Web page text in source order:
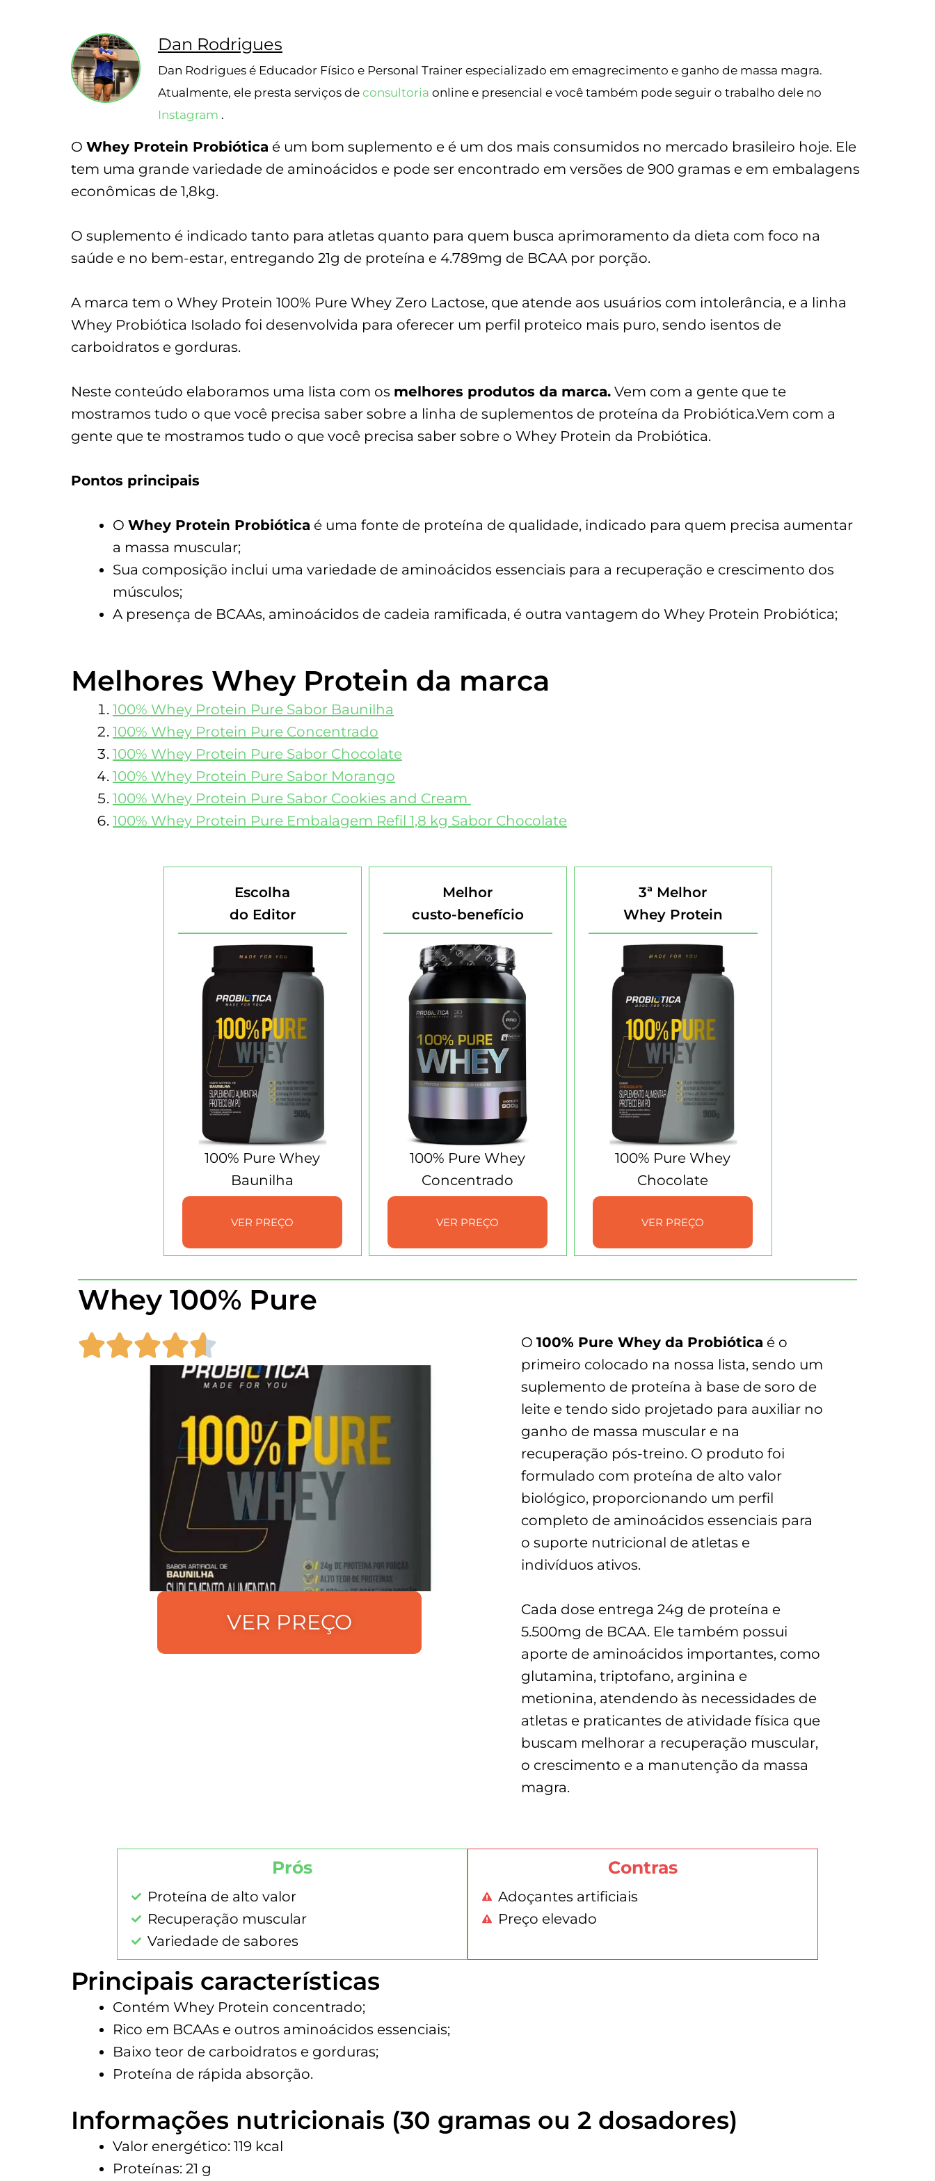
Dan Rodrigues
Dan Rodrigues é Educador Físico e Personal Trainer especializado em emagrecimento e ganho de massa magra.
Atualmente, ele presta serviços de consultoria online e presencial e você também pode seguir o trabalho dele no
Instagram .
O Whey Protein Probiótica é um bom suplemento e é um dos mais consumidos no mercado brasileiro hoje. Ele
tem uma grande variedade de aminoácidos e pode ser encontrado em versões de 900 gramas e em embalagens
econômicas de 1,8kg.
O suplemento é indicado tanto para atletas quanto para quem busca aprimoramento da dieta com foco na
saúde e no bem-estar, entregando 21g de proteína e 4.789mg de BCAA por porção.
A marca tem o Whey Protein 100% Pure Whey Zero Lactose, que atende aos usuários com intolerância, e a linha
Whey Probiótica Isolado foi desenvolvida para oferecer um perfil proteico mais puro, sendo isentos de
carboidratos e gorduras.
Neste conteúdo elaboramos uma lista com os melhores produtos da marca. Vem com a gente que te
mostramos tudo o que você precisa saber sobre a linha de suplementos de proteína da Probiótica.Vem com a
gente que te mostramos tudo o que você precisa saber sobre o Whey Protein da Probiótica.
Pontos principais
O Whey Protein Probiótica é uma fonte de proteína de qualidade, indicado para quem precisa aumentar
a massa muscular;
Sua composição inclui uma variedade de aminoácidos essenciais para a recuperação e crescimento dos
músculos;
A presença de BCAAs, aminoácidos de cadeia ramificada, é outra vantagem do Whey Protein Probiótica;
Melhores Whey Protein da marca
100% Whey Protein Pure Sabor Baunilha
100% Whey Protein Pure Concentrado
100% Whey Protein Pure Sabor Chocolate
100% Whey Protein Pure Sabor Morango
100% Whey Protein Pure Sabor Cookies and Cream
100% Whey Protein Pure Embalagem Refil 1,8 kg Sabor Chocolate
Escolha
do Editor
100% Pure Whey
Baunilha
VER PREÇO
Melhor
custo-benefício
100% Pure Whey
Concentrado
VER PREÇO
3ª Melhor
Whey Protein
100% Pure Whey
Chocolate
VER PREÇO
Whey 100% Pure
VER PREÇO
O 100% Pure Whey da Probiótica é o
primeiro colocado na nossa lista, sendo um
suplemento de proteína à base de soro de
leite e tendo sido projetado para auxiliar no
ganho de massa muscular e na
recuperação pós-treino. O produto foi
formulado com proteína de alto valor
biológico, proporcionando um perfil
completo de aminoácidos essenciais para
o suporte nutricional de atletas e
indivíduos ativos.
Cada dose entrega 24g de proteína e
5.500mg de BCAA. Ele também possui
aporte de aminoácidos importantes, como
glutamina, triptofano, arginina e
metionina, atendendo às necessidades de
atletas e praticantes de atividade física que
buscam melhorar a recuperação muscular,
o crescimento e a manutenção da massa
magra.
Prós
Proteína de alto valor
Recuperação muscular
Variedade de sabores
Contras
Adoçantes artificiais
Preço elevado
Principais características
Contém Whey Protein concentrado;
Rico em BCAAs e outros aminoácidos essenciais;
Baixo teor de carboidratos e gorduras;
Proteína de rápida absorção.
Informações nutricionais (30 gramas ou 2 dosadores)
Valor energético: 119 kcal
Proteínas: 21 g